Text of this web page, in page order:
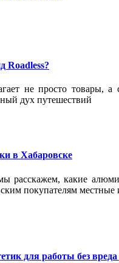
Roadless?
не просто товары, а
дух путешествий
в Хабаровске
расскажем, какие
покупателям местные
для работы без вреда